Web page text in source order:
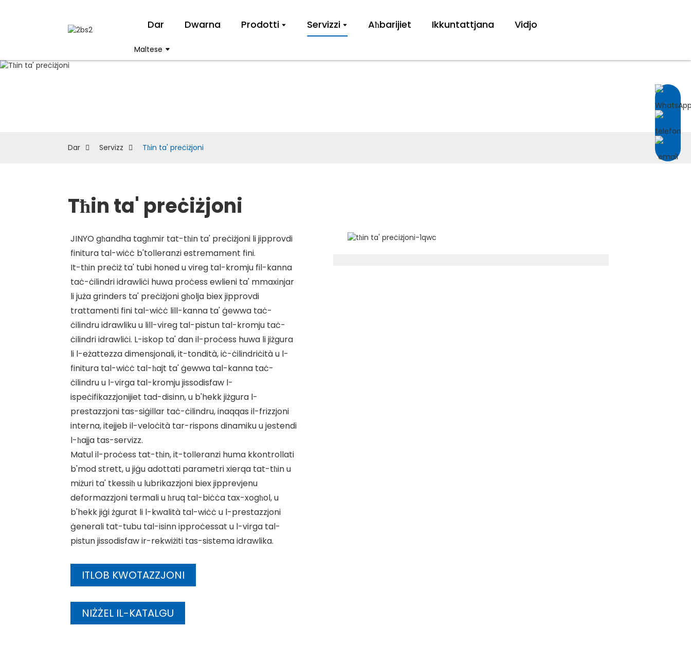
Dar Dwarna Prodotti Servizzi Aħbarijiet Ikkuntattjana Vidjo
Maltese
Dar Servizz Tħin ta' preċiżjoni
Tħin ta' preċiżjoni
JINYO għandha tagħmir tat-tħin ta' preċiżjoni li jipprovdi
finitura tal-wiċċ b'tolleranzi estremament fini.
It-tħin preċiż ta' tubi honed u vireg tal-kromju fil-kanna
taċ-ċilindri idrawliċi huwa proċess ewlieni ta' mmaxinjar
li juża grinders ta' preċiżjoni għolja biex jipprovdi
trattamenti fini tal-wiċċ lill-kanna ta' ġewwa taċ-
ċilindru idrawliku u lill-vireg tal-pistun tal-kromju taċ-
ċilindri idrawliċi. L-iskop ta' dan il-proċess huwa li jiżgura
li l-eżattezza dimensjonali, it-tondità, iċ-ċilindriċità u l-
finitura tal-wiċċ tal-ħajt ta' ġewwa tal-kanna taċ-
ċilindru u l-virga tal-kromju jissodisfaw l-
ispeċifikazzjonijiet tad-disinn, u b'hekk jiżgura l-
prestazzjoni tas-siġillar taċ-ċilindru, inaqqas il-frizzjoni
interna, itejjeb il-veloċità tar-rispons dinamiku u jestendi
l-ħajja tas-servizz.
Matul il-proċess tat-tħin, it-tolleranzi huma kkontrollati
b'mod strett, u jiġu adottati parametri xierqa tat-tħin u
miżuri ta' tkessiħ u lubrikazzjoni biex jipprevjenu
deformazzjoni termali u ħruq tal-biċċa tax-xogħol, u
b'hekk jiġi żgurat li l-kwalità tal-wiċċ u l-prestazzjoni
ġenerali tat-tubu tal-isinn ipproċessat u l-virga tal-
pistun jissodisfaw ir-rekwiżiti tas-sistema idrawlika.
ITLOB KWOTAZZJONI
NIŻŻEL IL-KATALGU